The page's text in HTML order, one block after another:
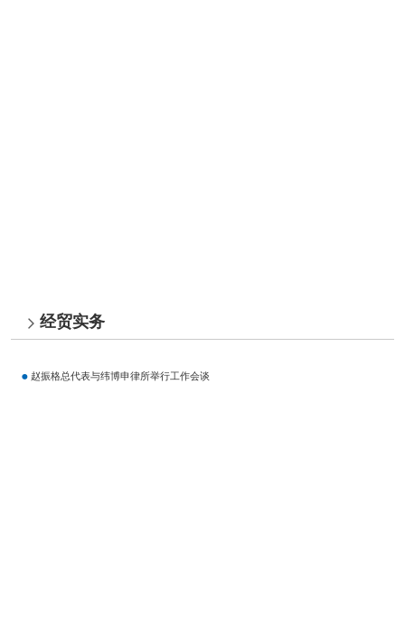
经贸实务
赵振格总代表与纬博申律所举行工作会谈